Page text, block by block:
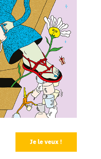
Je le veux !